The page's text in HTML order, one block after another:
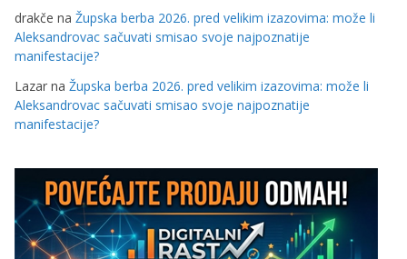
drakče na Župska berba 2026. pred velikim izazovima: može li
Aleksandrovac sačuvati smisao svoje najpoznatije
manifestacije?
Lazar na Župska berba 2026. pred velikim izazovima: može li
Aleksandrovac sačuvati smisao svoje najpoznatije
manifestacije?